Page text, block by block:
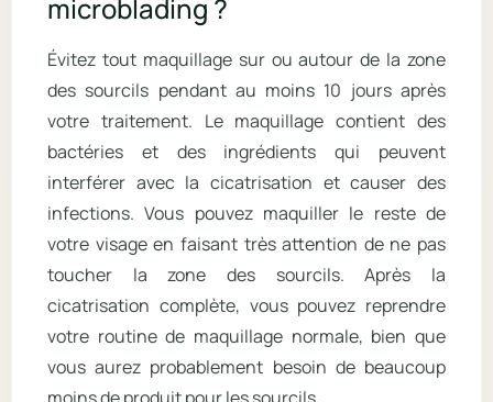
microblading ?
Évitez tout maquillage sur ou autour de la zone
des sourcils pendant au moins 10 jours après
votre traitement. Le maquillage contient des
bactéries et des ingrédients qui peuvent
interférer avec la cicatrisation et causer des
infections. Vous pouvez maquiller le reste de
votre visage en faisant très attention de ne pas
toucher la zone des sourcils. Après la
cicatrisation complète, vous pouvez reprendre
votre routine de maquillage normale, bien que
vous aurez probablement besoin de beaucoup